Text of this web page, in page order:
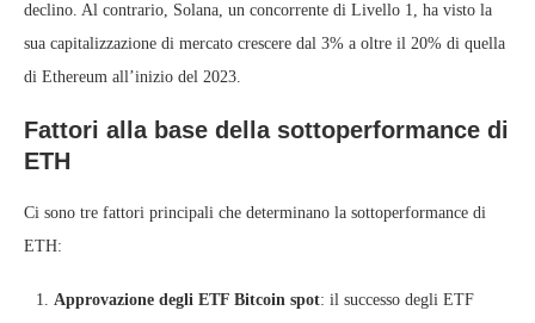
declino. Al contrario, Solana, un concorrente di Livello 1, ha visto la
sua capitalizzazione di mercato crescere dal 3% a oltre il 20% di quella
di Ethereum all’inizio del 2023.
Fattori alla base della sottoperformance di
ETH
Ci sono tre fattori principali che determinano la sottoperformance di
ETH:
Approvazione degli ETF Bitcoin spot: il successo degli ETF